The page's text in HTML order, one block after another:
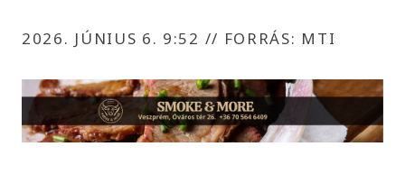
2026. JÚNIUS 6. 9:52 // FORRÁS: MTI